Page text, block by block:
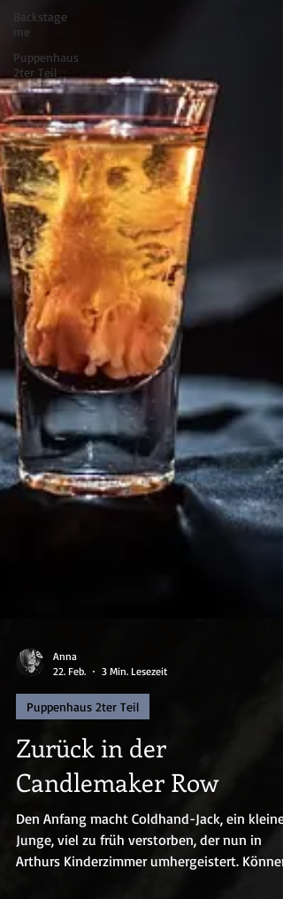
Backstage
me
Puppenhaus
2ter Teil
22. Feb.
3 Min. Lesezeit
Puppenhaus 2ter Teil
Zurück in der
Candlemaker Row
Den Anfang macht Coldhand-Jack, ein kleiner
Junge, viel zu früh verstorben, der nun in